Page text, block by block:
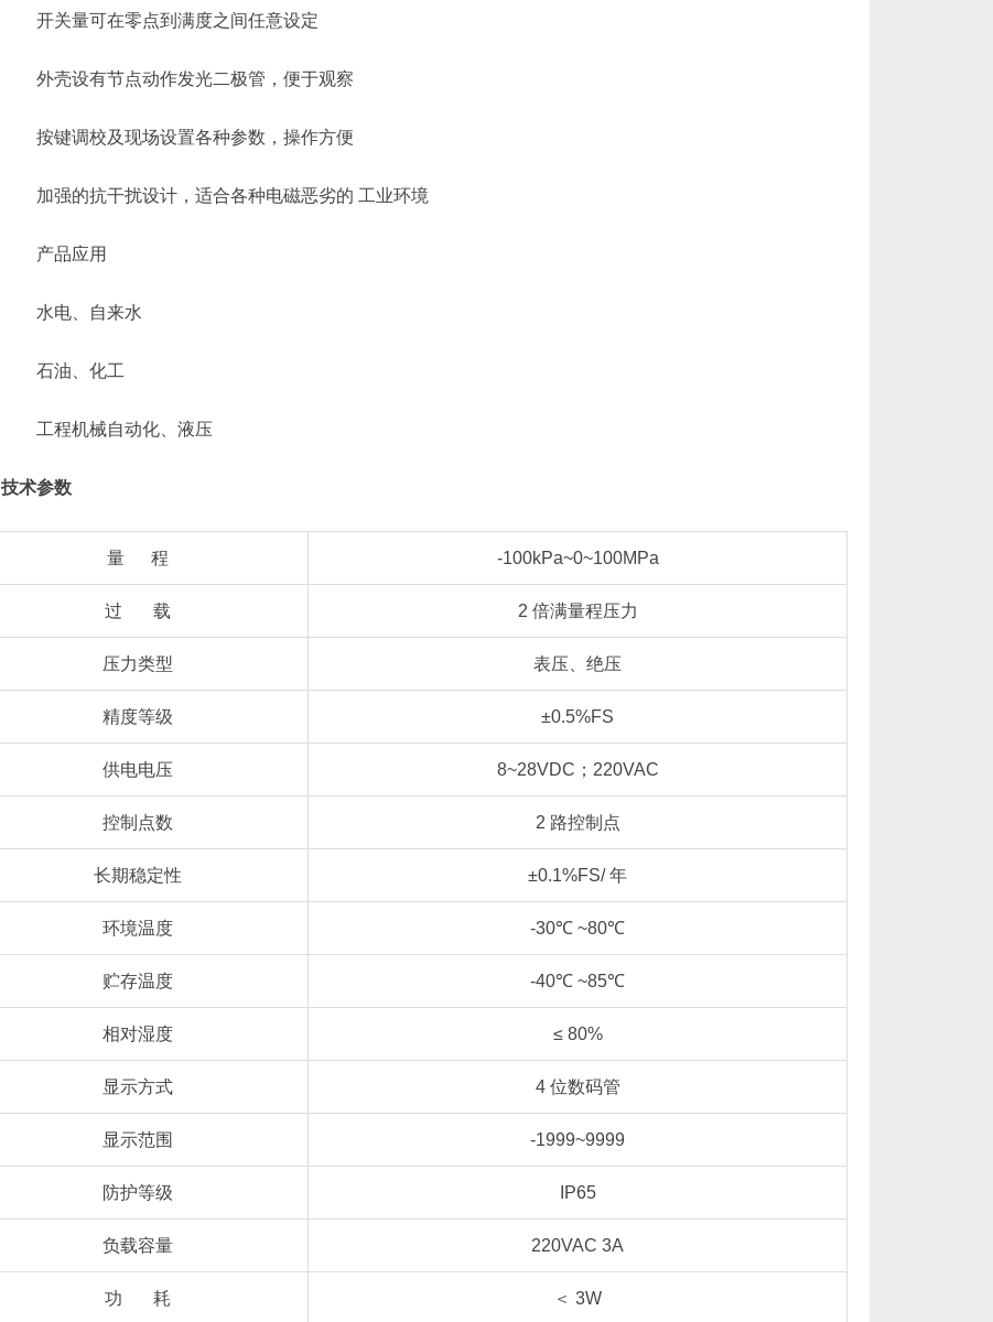
开关量可在零点到满度之间任意设定
外壳设有节点动作发光二极管，便于观察
按键调校及现场设置各种参数，操作方便
加强的抗干扰设计，适合各种电磁恶劣的 工业环境
产品应用
水电、自来水
石油、化工
工程机械自动化、液压
技术参数
量 程 -100kPa~0~100MPa
过 载 2 倍满量程压力
压力类型 表压、绝压
精度等级 ±0.5%FS
供电电压 8~28VDC；220VAC
控制点数 2 路控制点
长期稳定性 ±0.1%FS/ 年
环境温度 -30℃ ~80℃
贮存温度 -40℃ ~85℃
相对湿度 ≤ 80%
显示方式 4 位数码管
显示范围 -1999~9999
防护等级 IP65
负载容量 220VAC 3A
功 耗 ＜ 3W